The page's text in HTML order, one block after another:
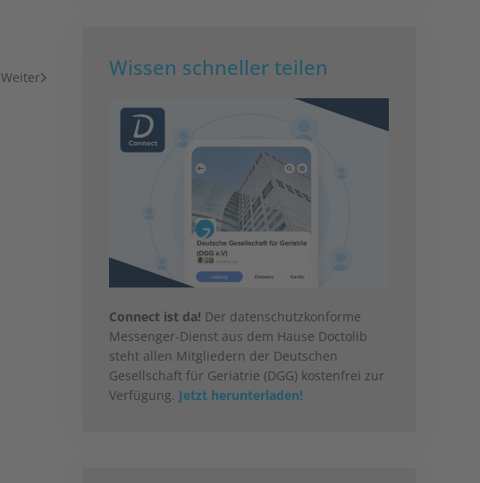
Weiter Wissen schneller teilen
Connect ist da! Der datenschutzkonforme
Messenger-Dienst aus dem Hause Doctolib
steht allen Mitgliedern der Deutschen
Gesellschaft für Geriatrie (DGG) kostenfrei zur
Verfügung. Jetzt herunterladen!